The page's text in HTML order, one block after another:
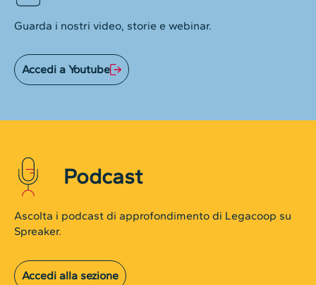
Guarda i nostri video, storie e webinar.
Accedi a Youtube
Podcast
Ascolta i podcast di approfondimento di Legacoop su
Spreaker.
Accedi alla sezione